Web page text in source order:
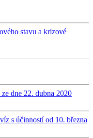
stavu a krizové
dne 22. dubna 2020
s účinností od 10. března